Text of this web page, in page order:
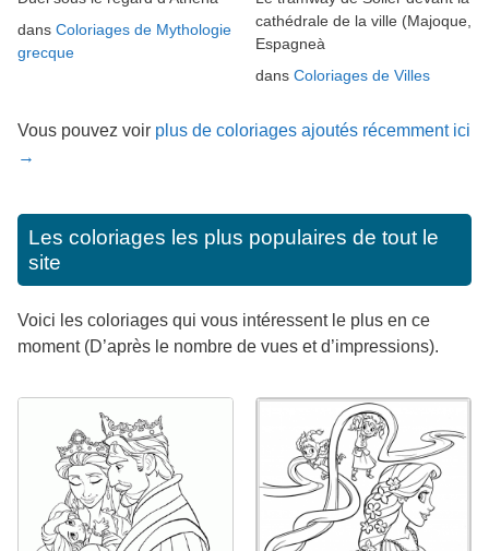
dans Coloriages de Mythologie
grecque
cathédrale de la ville (Majoque,
Espagneà
dans Coloriages de Villes
Vous pouvez voir plus de coloriages ajoutés récemment ici
→
Les coloriages les plus populaires de tout le
site
Voici les coloriages qui vous intéressent le plus en ce
moment (D’après le nombre de vues et d’impressions).